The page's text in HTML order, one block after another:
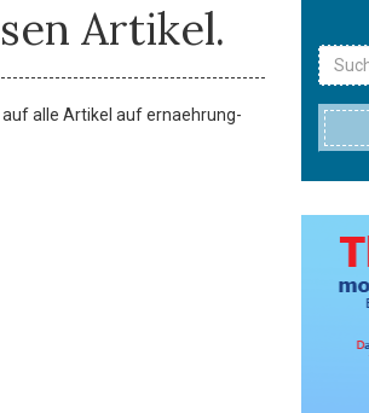
Artikel.
alle Artikel auf ernaehrung-